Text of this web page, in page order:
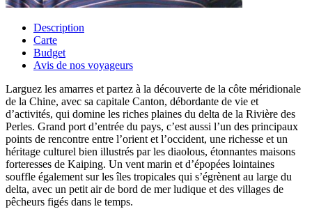
Description
Carte
Budget
Avis de nos voyageurs
Larguez les amarres et partez à la découverte de la côte méridionale
de la Chine, avec sa capitale Canton, débordante de vie et
d’activités, qui domine les riches plaines du delta de la Rivière des
Perles. Grand port d’entrée du pays, c’est aussi l’un des principaux
points de rencontre entre l’orient et l’occident, une richesse et un
héritage culturel bien illustrés par les diaolous, étonnantes maisons
forteresses de Kaiping. Un vent marin et d’épopées lointaines
souffle également sur les îles tropicales qui s’égrènent au large du
delta, avec un petit air de bord de mer ludique et des villages de
pêcheurs figés dans le temps.